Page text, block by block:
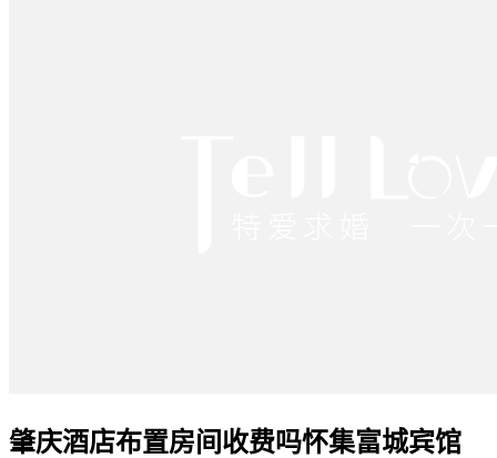
肇庆酒店布置房间收费吗怀集富城宾馆